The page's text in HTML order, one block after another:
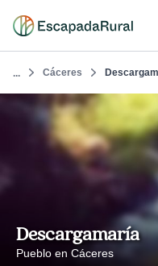
... Cáceres
Descargamaría
Pueblo en Cáceres